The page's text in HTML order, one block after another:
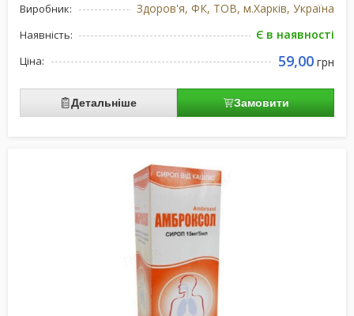
Виробник: Здоров'я, ФК, ТОВ, м.Харків, Україна
Наявність: Є в наявності
Ціна: 59,00 грн
Детальніше Замовити